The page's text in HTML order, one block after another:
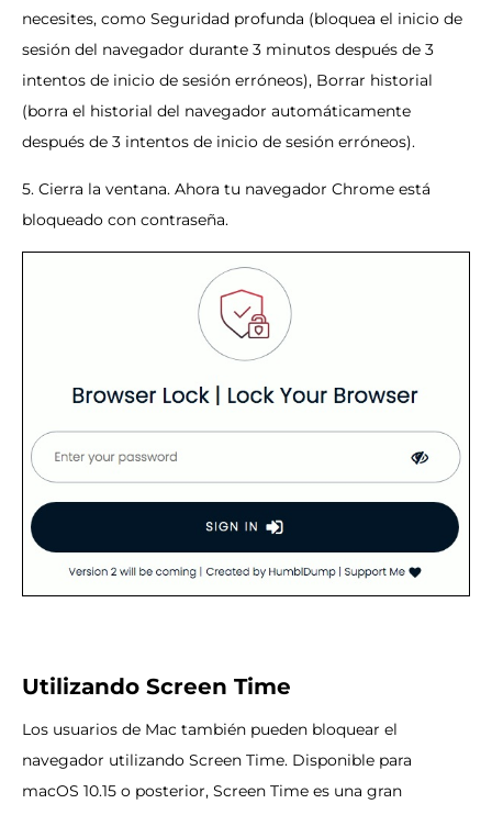
necesites, como Seguridad profunda (bloquea el inicio de
sesión del navegador durante 3 minutos después de 3
intentos de inicio de sesión erróneos), Borrar historial
(borra el historial del navegador automáticamente
después de 3 intentos de inicio de sesión erróneos).
5. Cierra la ventana. Ahora tu navegador Chrome está
bloqueado con contraseña.
Utilizando Screen Time
Los usuarios de Mac también pueden bloquear el
navegador utilizando Screen Time. Disponible para
macOS 10.15 o posterior, Screen Time es una gran